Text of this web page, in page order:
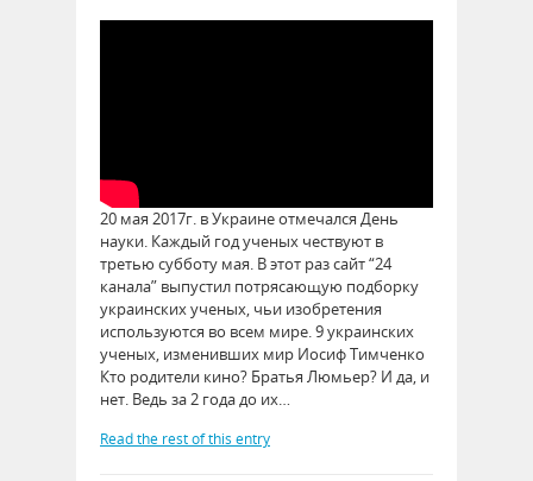
20 мая 2017г. в Украине отмечался День
науки. Каждый год ученых чествуют в
третью субботу мая. В этот раз сайт “24
канала” выпустил потрясающую подборку
украинских ученых, чьи изобретения
используются во всем мире. 9 украинских
ученых, изменивших мир Иосиф Тимченко
Кто родители кино? Братья Люмьер? И да, и
нет. Ведь за 2 года до их…
Read the rest of this entry